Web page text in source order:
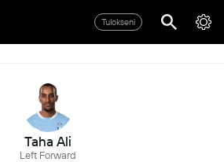
Tulokseni
Taha Ali
Left Forward